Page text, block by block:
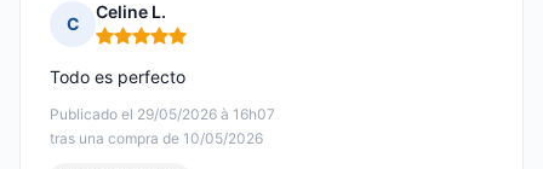
C
Celine L.
Nota: 5 de 5
Publicado el 29/05/2026 à 16h07
tras una compra de 10/05/2026
Todo es perfecto